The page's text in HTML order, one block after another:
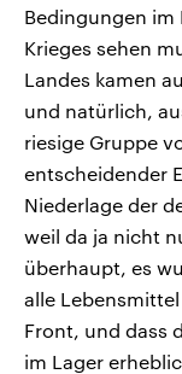
Bedingungen im
Krieges sehen
Landes kamen
und natürlich,
riesige Gruppe
entscheidender
Niederlage der
weil da ja nicht
überhaupt, es
alle
Front, und dass
im Lager